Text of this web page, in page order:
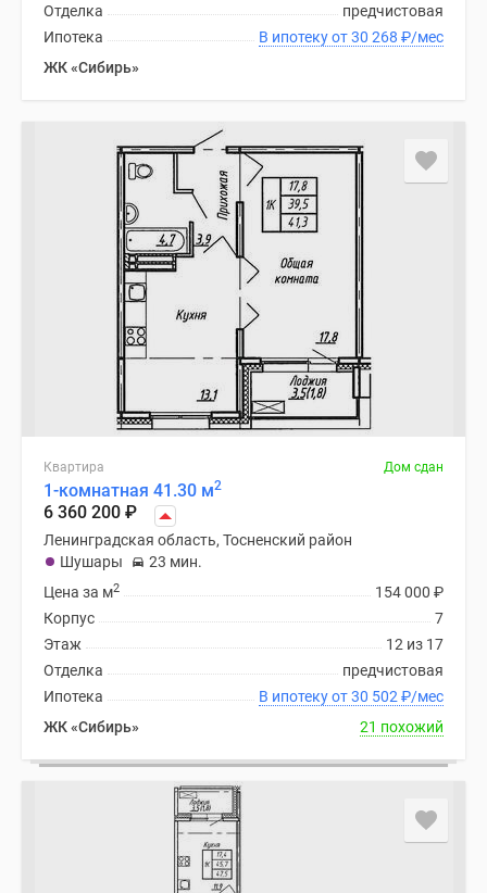
предчистовая
Отделка
В ипотеку от 30 268 ₽/мес
Ипотека
ЖК «Сибирь»
Квартира Дом сдан
1-комнатная 41.30 м2
6 360 200 ₽
Ленинградская область, Тосненский район
Шушары
23 мин.
154 000 ₽
Цена за м2
7
Корпус
12 из 17
Этаж
предчистовая
Отделка
В ипотеку от 30 502 ₽/мес
Ипотека
ЖК «Сибирь»
21 похожий